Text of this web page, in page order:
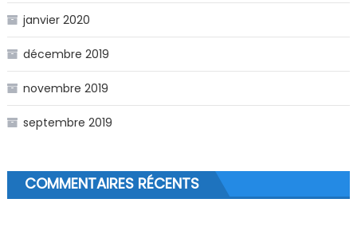
janvier 2020
décembre 2019
novembre 2019
septembre 2019
COMMENTAIRES RÉCENTS